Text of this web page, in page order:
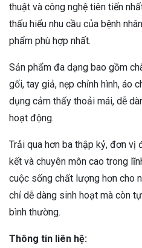
thuật và công nghệ tiên tiến
thấu hiểu nhu cầu của bệnh
phẩm phù hợp nhất.
Sản phẩm đa dạng bao gồm
gối, tay giả, nẹp chỉnh hình, áo
dụng cảm thấy thoải mái, dễ
hoạt động.
Trải qua hơn ba thập kỷ, đơn
kết và chuyên môn cao trong
cuộc sống chất lượng hơn cho
chỉ dễ dàng sinh hoạt mà còn
bình thường.
Thông tin liên hệ: